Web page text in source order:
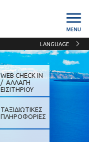
LANGUAGE
WEB CHECK IN
/ ΑΛΛΑΓΗ
ΕΙΣIΤΗΡΙΟΥ
ΤΑΞΙΔΙΩΤΙΚΕΣ
ΠΛΗΡΟΦΟΡΙΕΣ